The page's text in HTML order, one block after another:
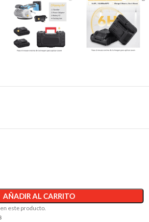
AÑADIR AL CARRITO
este producto.